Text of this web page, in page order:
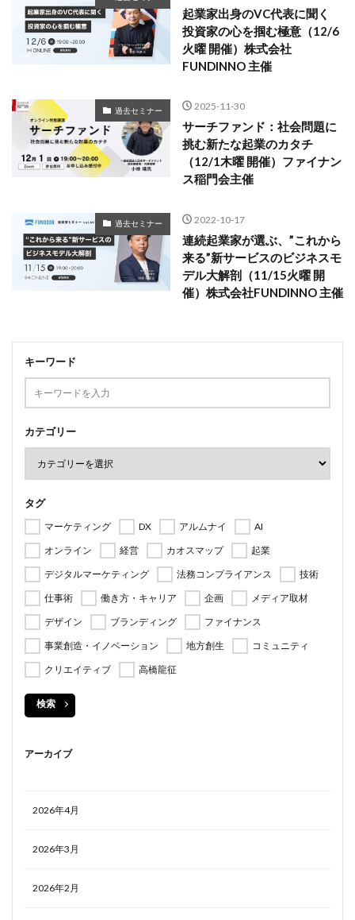
起業家出身のVC代表に聞く
投資家の心を掴む極意（12/6
火曜 開催）株式会社
FUNDINNO 主催
過去セミナー 2025-11-30
サーチファンド：社会問題に
挑む新たな起業のカタチ
（12/1木曜 開催）ファイナン
ス稲門会主催
過去セミナー 2022-10-17
連続起業家が選ぶ、”これから
来る”新サービスのビジネスモ
デル大解剖（11/15火曜 開
催）株式会社FUNDINNO 主催
キーワード
カテゴリー
タグ
マーケティング DX アルムナイ
AI
オンライン
経営 カオスマップ
起業
デジタルマーケティング
法務コンプライアンス
技術
仕事術
働き方・キャリア 企画
メディア取材
デザイン
ブランディング
ファイナンス
事業創造・イノベーション
地方創生
コミュニティ
クリエイティブ
高橋龍征
検索
アーカイブ
2026年4月
2026年3月
2026年2月